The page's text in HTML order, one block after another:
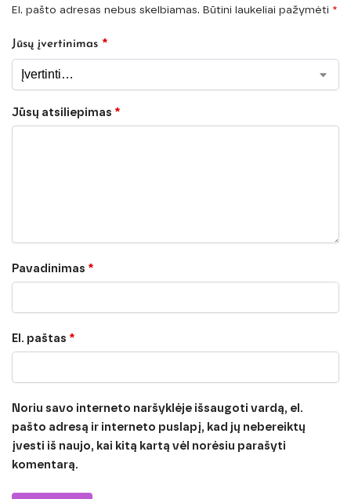
El. pašto adresas nebus skelbiamas. Būtini laukeliai pažymėti *
Jūsų įvertinimas *
Jūsų atsiliepimas *
Pavadinimas *
El. paštas *
Noriu savo interneto naršyklėje išsaugoti vardą, el.
pašto adresą ir interneto puslapį, kad jų nebereiktų
įvesti iš naujo, kai kitą kartą vėl norėsiu parašyti
komentarą.